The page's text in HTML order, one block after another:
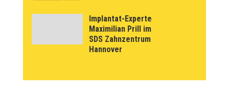
Implantat-Experte
Maximilian Prill im
SDS Zahnzentrum
Hannover